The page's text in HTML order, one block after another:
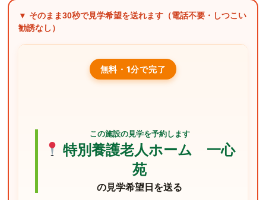
▼ そのまま30秒で見学希望を送れます（電話不要・しつこい
勧誘なし）
無料・1分で完了
この施設の見学を予約します
特別養護老人ホーム 一心
苑
の見学希望日を送る